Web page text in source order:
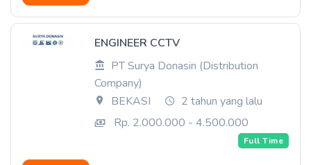
ENGINEER CCTV
PT Surya Donasin (Distribution
Company)
BEKASI
2 tahun yang lalu
Rp. 2.000.000 - 4.500.000
Full Time